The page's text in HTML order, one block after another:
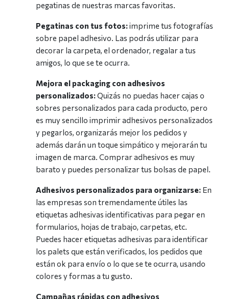
pegatinas de nuestras marcas favoritas.
Pegatinas con tus fotos:imprime tus fotografías
sobre papel adhesivo. Las podrás utilizar para
decorar la carpeta, el ordenador, regalar a tus
amigos, lo que se te ocurra.
Mejora el packaging con adhesivos
personalizados:Quizás no puedas hacer cajas o
sobres personalizados para cada producto, pero
es muy sencillo imprimir adhesivos personalizados
y pegarlos, organizarás mejor los pedidos y
además darán un toque simpático y mejorarán tu
imagen de marca. Comprar adhesivos es muy
barato y puedes personalizar tus bolsas de papel.
Adhesivos personalizados para organizarse: En
las empresas son tremendamente útiles las
etiquetas adhesivas identificativas para pegar en
formularios, hojas de trabajo, carpetas, etc.
Puedes hacer etiquetas adhesivas para identificar
los palets que están verificados, los pedidos que
están ok para envío o lo que se te ocurra, usando
colores y formas a tu gusto.
Campañas rápidas con adhesivos